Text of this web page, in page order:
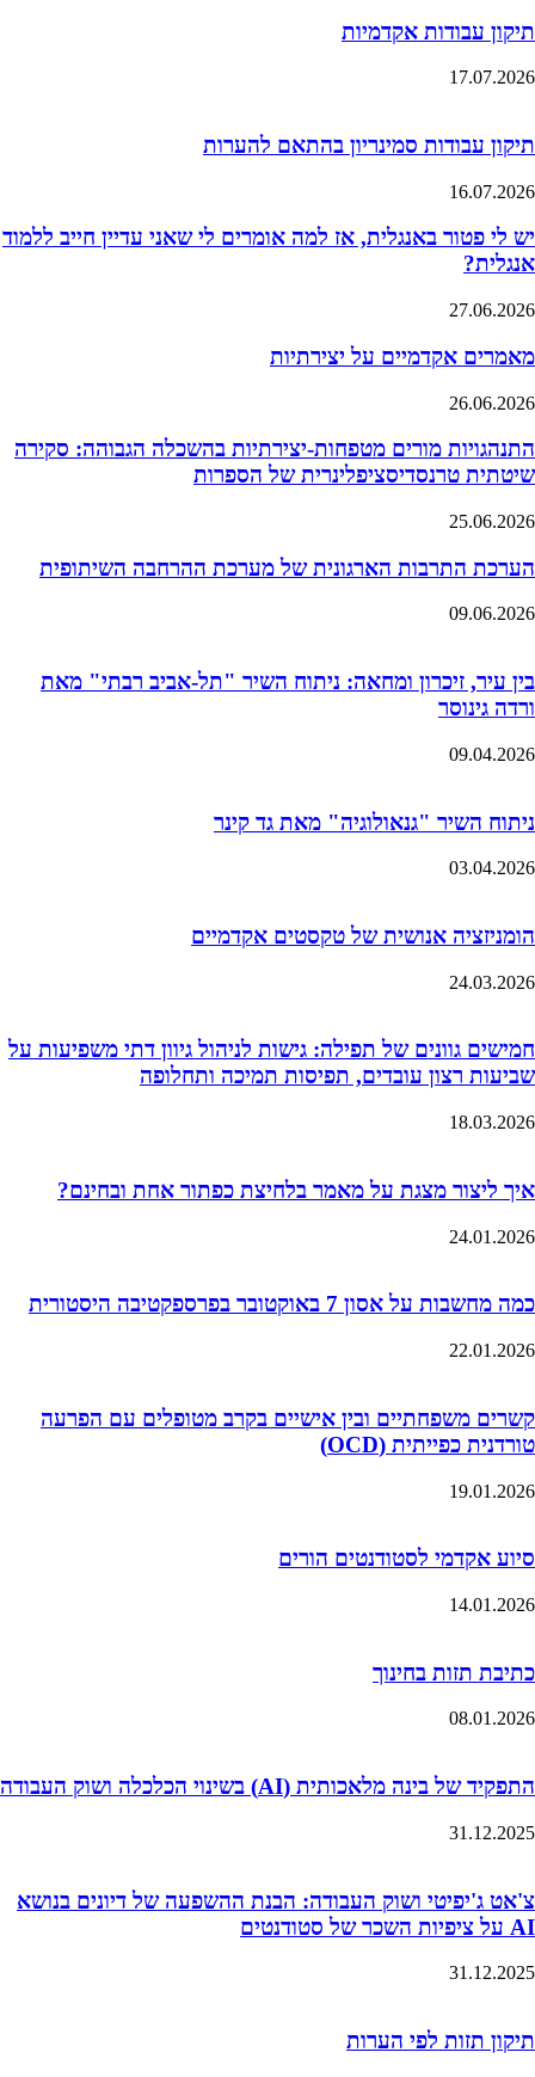
תיקון עבודות אקדמיות
17.07.2026
תיקון עבודות סמינריון בהתאם להערות
16.07.2026
יש לי פטור באנגלית, אז למה אומרים לי שאני עדיין חייב ללמוד
אנגלית?
27.06.2026
מאמרים אקדמיים על יצירתיות
26.06.2026
התנהגויות מורים מטפחות-יצירתיות בהשכלה הגבוהה: סקירה
שיטתית טרנסדיסציפלינרית של הספרות
25.06.2026
הערכת התרבות הארגונית של מערכת ההרחבה השיתופית
09.06.2026
בין עיר, זיכרון ומחאה: ניתוח השיר "תל-אביב רבתי" מאת
ורדה גינוסר
09.04.2026
ניתוח השיר "גנאולוגיה" מאת גד קינר
03.04.2026
הומניזציה אנושית של טקסטים אקדמיים
24.03.2026
חמישים גוונים של תפילה: גישות לניהול גיוון דתי משפיעות על
שביעות רצון עובדים, תפיסות תמיכה ותחלופה
18.03.2026
איך ליצור מצגת על מאמר בלחיצת כפתור אחת ובחינם?
24.01.2026
כמה מחשבות על אסון 7 באוקטובר בפרספקטיבה היסטורית
22.01.2026
קשרים משפחתיים ובין אישיים בקרב מטופלים עם הפרעה
טורדנית כפייתית (OCD)
19.01.2026
סיוע אקדמי לסטודנטים הורים
14.01.2026
כתיבת תזות בחינוך
08.01.2026
התפקיד של בינה מלאכותית (AI) בשינוי הכלכלה ושוק העבודה
31.12.2025
צ'אט ג'יפיטי ושוק העבודה: הבנת ההשפעה של דיונים בנושא
AI על ציפיות השכר של סטודנטים
31.12.2025
תיקון תזות לפי הערות